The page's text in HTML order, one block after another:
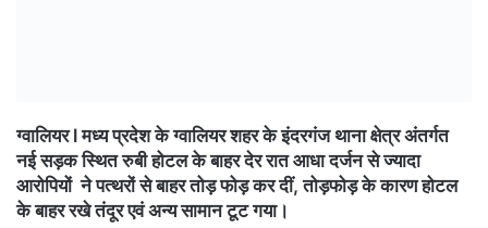
ग्वालियर l मध्य प्रदेश के ग्वालियर शहर के इंदरगंज थाना क्षेत्र अंतर्गत
नई सड़क स्थित रुबी होटल के बाहर देर रात आधा दर्जन से ज्यादा
आरोपियों ने पत्थरों से बाहर तोड़ फोड़ कर दीं, तोड़फोड़ के कारण होटल
के बाहर रखे तंदूर एवं अन्य सामान टूट गया।